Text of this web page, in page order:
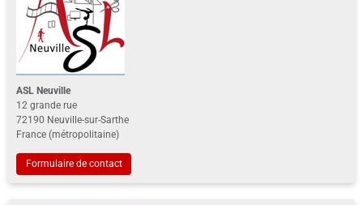
ASL Neuville
12 grande rue
72190 Neuville-sur-Sarthe
France (métropolitaine)
Formulaire de contact